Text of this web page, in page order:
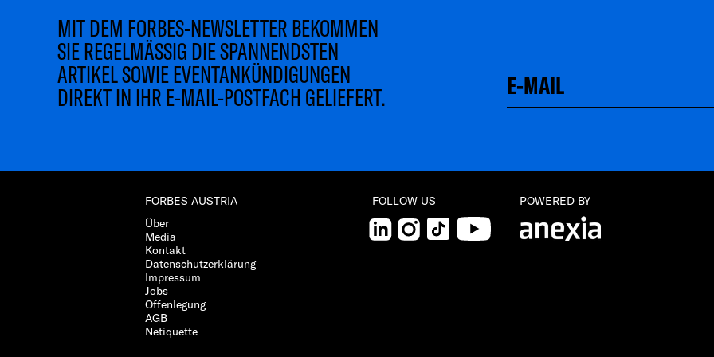
MIT DEM FORBES-NEWSLETTER BEKOMMEN
SIE REGELMÄSSIG DIE SPANNENDSTEN
ARTIKEL SOWIE EVENTANKÜNDIGUNGEN
DIREKT IN IHR E-MAIL-POSTFACH GELIEFERT.
FORBES AUSTRIA
Über
Media
Kontakt
Datenschutzerklärung
Impressum
Jobs
Offenlegung
AGB
Netiquette
FOLLOW US
LinkedInInstagram
TikTok YouTube
POWERED BY